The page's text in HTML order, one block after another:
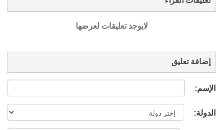
لايوجد تعليقات لعرضها
إضافة تعليق
الإسم:
الدولة: